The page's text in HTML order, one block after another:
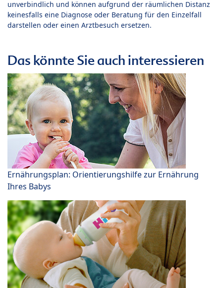
unverbindlich und können aufgrund der räumlichen Distanz
keinesfalls eine Diagnose oder Beratung für den Einzelfall
darstellen oder einen Arztbesuch ersetzen.
Das könnte Sie auch interessieren
Ernährungsplan: Orientierungshilfe zur Ernährung
Ihres Babys